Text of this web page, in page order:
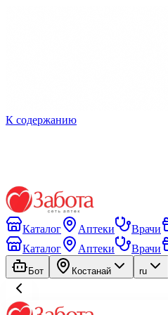
К содержанию
Каталог Аптеки Врачи
Каталог
Аптеки Врачи
Бот Костанай ru